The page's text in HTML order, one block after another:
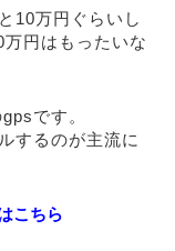
10万円ぐらいし
円はもったいな
です。
するのが主流に
こちら